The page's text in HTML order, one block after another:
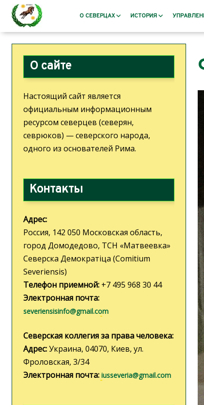
О СЕВЕРЦАХ
Кто такие северцы?
Миссия, цели, задачи
Язык северцев
Пословицы и поговорки
Культура северцев
Северская библиотека
ИСТОРИЯ
Античность
Распад Римской
После падения
Роменская культура
Северцы: Эпоха
Северский кружок
Новейшая История
О сайте
Настоящий сайт является
официальным информационным
ресурсом северцев (северян,
севрюков) — северского народа,
одного из основателей Рима.
Контакты
Адрес:
Россия, 142 050 Московская область,
город Домодедово, ТСН «Матвеевка»
Северска Демократiца (Comitium
Severiensis)
Телефон приемной: +7 495 968 30 44
Электронная почта:
severiensisinfo@gmail.com
Северская коллегия за права человека:
Адрес:Украина, 04070, Киев, ул.
Фроловская, 3/34
Электронная почта: iusseveria@gmail.com